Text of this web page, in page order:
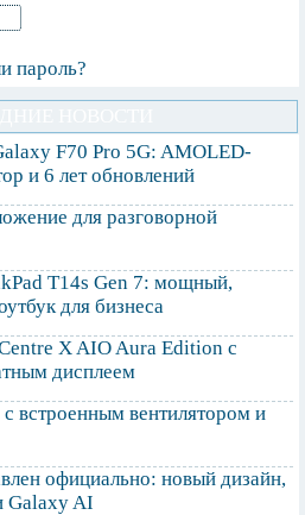
пароль?
F70 Pro 5G: AMOLED-
и 6 лет обновлений
для разговорной
T14s Gen 7: мощный,
для бизнеса
X AIO Aura Edition с
дисплеем
встроенным вентилятором и
официально: новый дизайн,
Galaxy AI